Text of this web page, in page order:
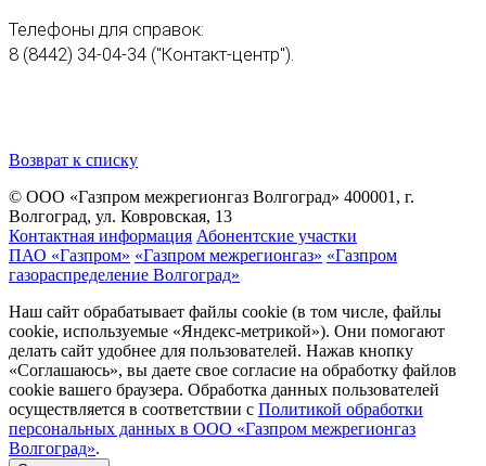
Телефоны для справок:
8 (8442) 34-04-34 ("Контакт-центр").
Возврат к списку
© ООО «Газпром межрегионгаз Волгоград» 400001, г.
Волгоград, ул. Ковровская, 13
Контактная информация Абонентские участки
ПАО «Газпром» «Газпром межрегионгаз» «Газпром
газораспределение Волгоград»
Наш сайт обрабатывает файлы cookie (в том числе, файлы
cookie, используемые «Яндекс-метрикой»). Они помогают
делать сайт удобнее для пользователей. Нажав кнопку
«Соглашаюсь», вы даете свое согласие на обработку файлов
cookie вашего браузера. Обработка данных пользователей
осуществляется в соответствии с Политикой обработки
персональных данных в ООО «Газпром межрегионгаз
Волгоград».